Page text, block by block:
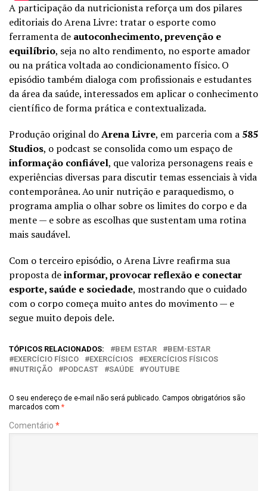
A participação da nutricionista reforça um dos pilares
editoriais do Arena Livre: tratar o esporte como
ferramenta de autoconhecimento, prevenção e
equilíbrio, seja no alto rendimento, no esporte amador
ou na prática voltada ao condicionamento físico. O
episódio também dialoga com profissionais e estudantes
da área da saúde, interessados em aplicar o conhecimento
científico de forma prática e contextualizada.
Produção original doArena Livre, em parceria com a 585
Studios, o podcast se consolida como um espaço de
informação confiável, que valoriza personagens reais e
experiências diversas para discutir temas essenciais à vida
contemporânea. Ao unir nutrição e paraquedismo, o
programa amplia o olhar sobre os limites do corpo e da
mente — e sobre as escolhas que sustentam uma rotina
mais saudável.
Com o terceiro episódio, o Arena Livre reafirma sua
proposta deinformar, provocar reflexão e conectar
esporte, saúde e sociedade, mostrando que o cuidado
com o corpo começa muito antes do movimento — e
segue muito depois dele.
TÓPICOS RELACIONADOS: BEM ESTAR
BEM-ESTAR
EXERCÍCIO FÍSICO
EXERCÍCIOS
EXERCÍCIOS FÍSICOS
NUTRIÇÃO
PODCAST SAÚDE YOUTUBE
O seu endereço de e-mail não será publicado. Campos obrigatórios são
marcados com *
Comentário *